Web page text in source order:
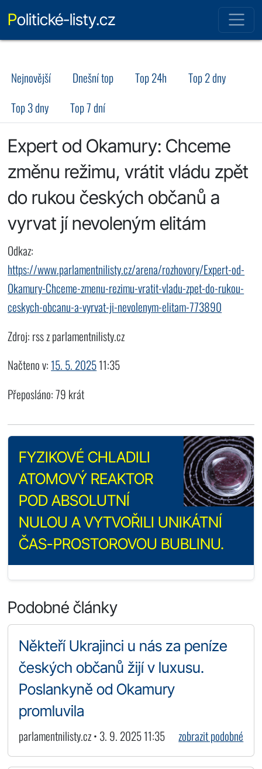
Politické-listy.cz
Nejnovější Dnešní top Top 24h
Top 2 dny
Top 3 dny
Top 7 dní
Expert od Okamury: Chceme
změnu režimu, vrátit vládu zpět
do rukou českých občanů a
vyrvat jí nevoleným elitám
Odkaz:
https://www.parlamentnilisty.cz/arena/rozhovory/Expert-od-
Okamury-Chceme-zmenu-rezimu-vratit-vladu-zpet-do-rukou-
ceskych-obcanu-a-vyrvat-ji-nevolenym-elitam-773890
Zdroj: rss z parlamentnilisty.cz
Načteno v:15. 5. 202511:35
Přeposláno: 79 krát
FYZIKOVÉ CHLADILI
ATOMOVÝ REAKTOR
POD ABSOLUTNÍ
NULOU A VYTVOŘILI UNIKÁTNÍ
ČAS-PROSTOROVOU BUBLINU.
Podobné články
Někteří Ukrajinci u nás za peníze
českých občanů žijí v luxusu.
Poslankyně od Okamury
promluvila
parlamentnilisty.cz • 3. 9. 2025 11:35 zobrazit podobné